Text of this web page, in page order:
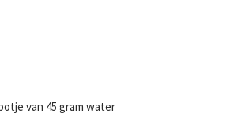
van 45 gram water